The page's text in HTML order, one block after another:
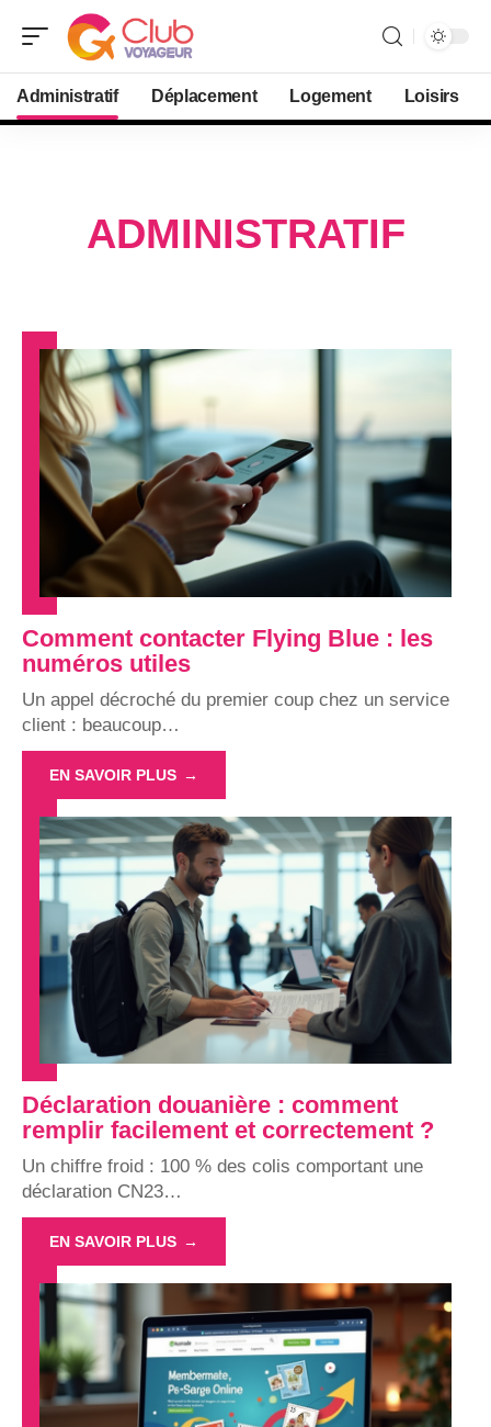
Administratif Déplacement Logement Loisirs
ADMINISTRATIF
Comment contacter Flying Blue : les
numéros utiles
Un appel décroché du premier coup chez un service
client : beaucoup…
EN SAVOIR PLUS
Déclaration douanière : comment
remplir facilement et correctement ?
Un chiffre froid : 100 % des colis comportant une
déclaration CN23…
EN SAVOIR PLUS